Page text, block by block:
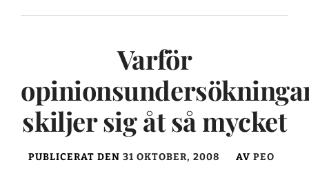
Varför
skiljer sig åt så mycket
PUBLICERAT DEN 31 OKTOBER, 2008 AV PEO